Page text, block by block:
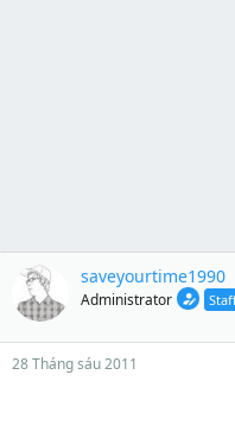
saveyourtime1990
Administrator
28 Tháng sáu 2011